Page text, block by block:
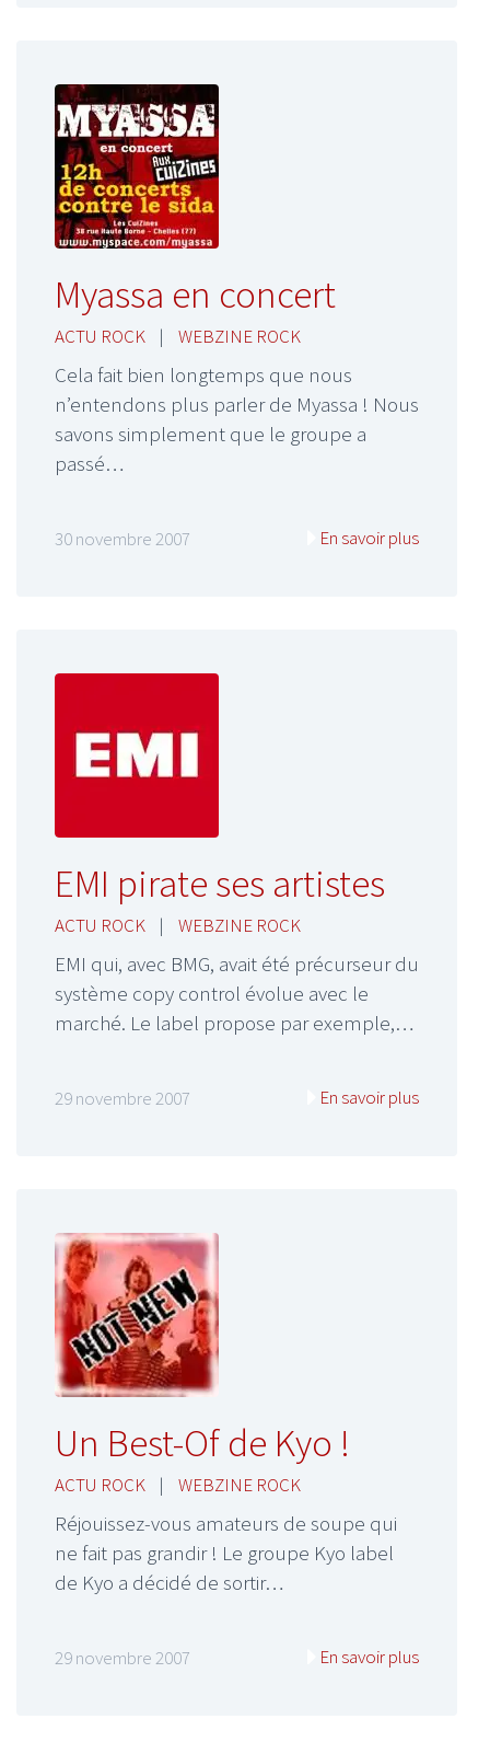
Myassa en concert
ACTU ROCK | WEBZINE ROCK
Cela fait bien longtemps que nous
n’entendons plus parler de Myassa ! Nous
savons simplement que le groupe a
passé…
30 novembre 2007 En savoir plus
EMI pirate ses artistes
ACTU ROCK | WEBZINE ROCK
EMI qui, avec BMG, avait été précurseur du
système copy control évolue avec le
marché. Le label propose par exemple,…
29 novembre 2007 En savoir plus
Un Best-Of de Kyo !
ACTU ROCK | WEBZINE ROCK
Réjouissez-vous amateurs de soupe qui
ne fait pas grandir ! Le groupe Kyo label
de Kyo a décidé de sortir…
29 novembre 2007 En savoir plus